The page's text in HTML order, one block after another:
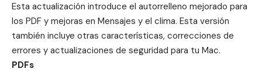
Esta actualización introduce el autorrelleno mejorado para
los PDF y mejoras en Mensajes y el clima. Esta versión
también incluye otras características, correcciones de
errores y actualizaciones de seguridad para tu Mac.
PDFs